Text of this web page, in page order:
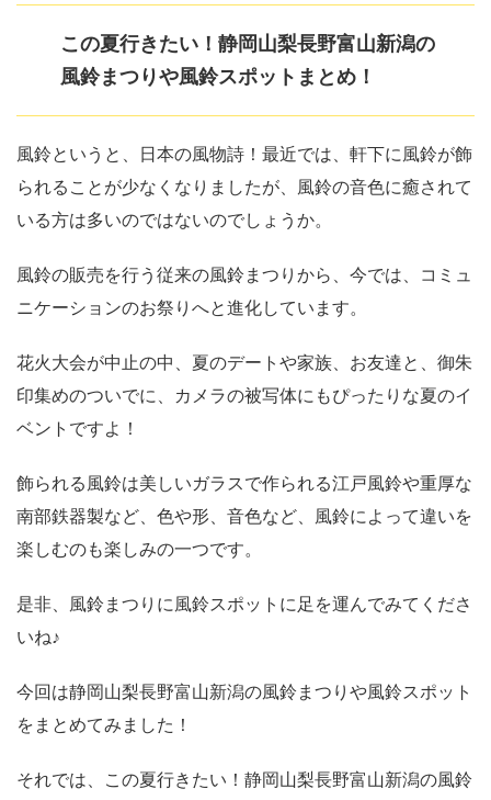
この夏行きたい！静岡山梨長野富山新潟の
風鈴まつりや風鈴スポットまとめ！
風鈴というと、日本の風物詩！最近では、軒下に風鈴が飾
られることが少なくなりましたが、風鈴の音色に癒されて
いる方は多いのではないのでしょうか。
風鈴の販売を行う従来の風鈴まつりから、今では、コミュ
ニケーションのお祭りへと進化しています。
花火大会が中止の中、夏のデートや家族、お友達と、御朱
印集めのついでに、カメラの被写体にもぴったりな夏のイ
ベントですよ！
飾られる風鈴は美しいガラスで作られる江戸風鈴や重厚な
南部鉄器製など、色や形、音色など、風鈴によって違いを
楽しむのも楽しみの一つです。
是非、風鈴まつりに風鈴スポットに足を運んでみてくださ
いね♪
今回は静岡山梨長野富山新潟の風鈴まつりや風鈴スポット
をまとめてみました！
それでは、この夏行きたい！静岡山梨長野富山新潟の風鈴